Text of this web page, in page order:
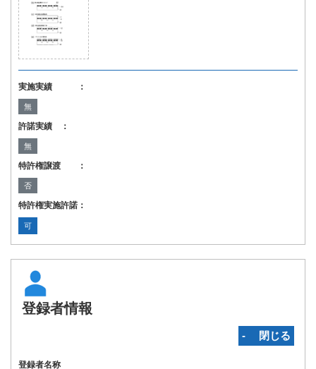
実施実績 ：
無
許諾実績 ：
無
特許権譲渡 ：
否
特許権実施許諾：
可
登録者情報
‐ 閉じる
登録者名称